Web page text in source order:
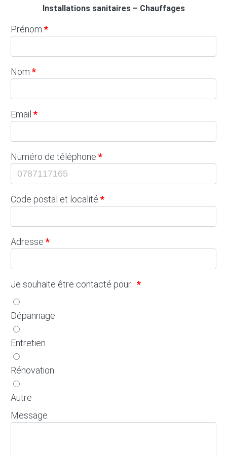
Installations sanitaires – Chauffages
Prénom
Nom
Email
Numéro de téléphone
Code postal et localité
Adresse
Je souhaite être contacté pour :
Dépannage
Entretien
Rénovation
Autre
Message